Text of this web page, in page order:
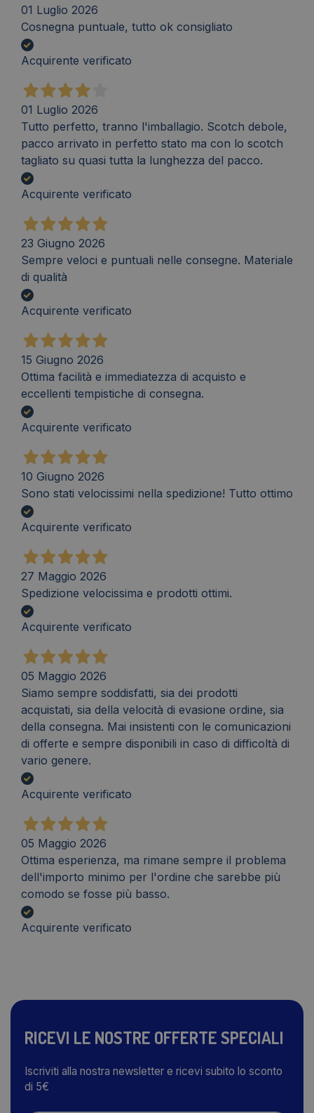
01 Luglio 2026
Cosnegna puntuale, tutto ok consigliato
Acquirente verificato
01 Luglio 2026
Tutto perfetto, tranno l'imballagio. Scotch debole,
pacco arrivato in perfetto stato ma con lo scotch
tagliato su quasi tutta la lunghezza del pacco.
Acquirente verificato
23 Giugno 2026
Sempre veloci e puntuali nelle consegne. Materiale
di qualità
Acquirente verificato
15 Giugno 2026
Ottima facilità e immediatezza di acquisto e
eccellenti tempistiche di consegna.
Acquirente verificato
10 Giugno 2026
Sono stati velocissimi nella spedizione! Tutto ottimo
Acquirente verificato
27 Maggio 2026
Spedizione velocissima e prodotti ottimi.
Acquirente verificato
05 Maggio 2026
Siamo sempre soddisfatti, sia dei prodotti
acquistati, sia della velocità di evasione ordine, sia
della consegna. Mai insistenti con le comunicazioni
di offerte e sempre disponibili in caso di difficoltà di
vario genere.
Acquirente verificato
05 Maggio 2026
Ottima esperienza, ma rimane sempre il problema
dell'importo minimo per l'ordine che sarebbe più
comodo se fosse più basso.
Acquirente verificato
RICEVI LE NOSTRE OFFERTE SPECIALI
Iscriviti alla nostra newsletter e ricevi subito lo sconto
di 5€